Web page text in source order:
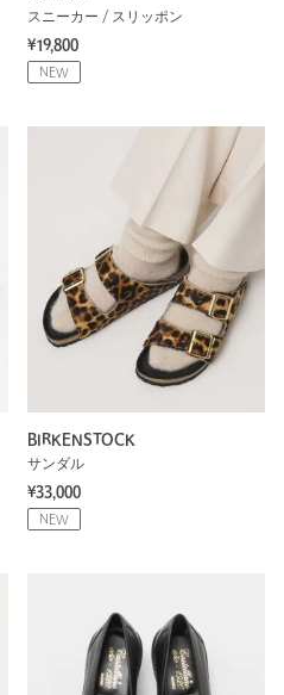
スニーカー / スリッポン
¥19,800
NEW
BIRKENSTOCK
サンダル
¥33,000
NEW